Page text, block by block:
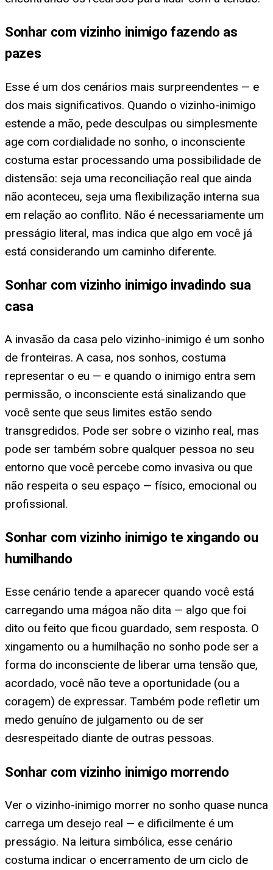
Sonhar com vizinho inimigo fazendo as
pazes
Esse é um dos cenários mais surpreendentes — e
dos mais significativos. Quando o vizinho-inimigo
estende a mão, pede desculpas ou simplesmente
age com cordialidade no sonho, o inconsciente
costuma estar processando uma possibilidade de
distensão: seja uma reconciliação real que ainda
não aconteceu, seja uma flexibilização interna sua
em relação ao conflito. Não é necessariamente um
presságio literal, mas indica que algo em você já
está considerando um caminho diferente.
Sonhar com vizinho inimigo invadindo sua
casa
A invasão da casa pelo vizinho-inimigo é um sonho
de fronteiras. A casa, nos sonhos, costuma
representar o eu — e quando o inimigo entra sem
permissão, o inconsciente está sinalizando que
você sente que seus limites estão sendo
transgredidos. Pode ser sobre o vizinho real, mas
pode ser também sobre qualquer pessoa no seu
entorno que você percebe como invasiva ou que
não respeita o seu espaço — físico, emocional ou
profissional.
Sonhar com vizinho inimigo te xingando ou
humilhando
Esse cenário tende a aparecer quando você está
carregando uma mágoa não dita — algo que foi
dito ou feito que ficou guardado, sem resposta. O
xingamento ou a humilhação no sonho pode ser a
forma do inconsciente de liberar uma tensão que,
acordado, você não teve a oportunidade (ou a
coragem) de expressar. Também pode refletir um
medo genuíno de julgamento ou de ser
desrespeitado diante de outras pessoas.
Sonhar com vizinho inimigo morrendo
Ver o vizinho-inimigo morrer no sonho quase nunca
carrega um desejo real — e dificilmente é um
presságio. Na leitura simbólica, esse cenário
costuma indicar o encerramento de um ciclo de